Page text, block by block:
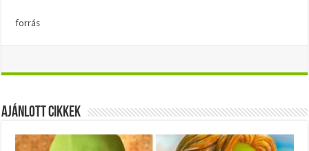
forrás
Ajánlott Cikkek